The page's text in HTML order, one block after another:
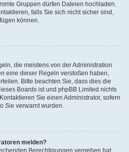
Gruppen dürfen Dateien hochladen.
falls Sie sich nicht sicher sind,
können.
die meistens von der Administration
eine dieser Regeln verstoßen haben,
Bitte beachten Sie, dass dies die
Boards ist und phpBB Limited nichts
Sie einen Administrator, sofern
Sie verwarnt wurden.
melden?
Berechtigungen vergeben hat,